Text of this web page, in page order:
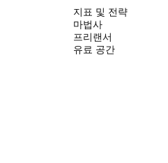
지표 및 전략
마법사
프리랜서
유료 공간